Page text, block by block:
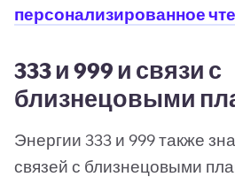
персонализированное
333 и 999 и связи с
близнецовыми
Энергии 333 и 999 также
связей с близнецовыми